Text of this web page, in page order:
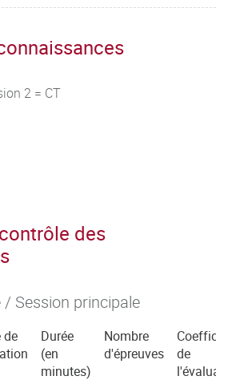
2 = CT
des
Session principale
de
Durée
(en
minutes)
Nombre
d'épreuves
de